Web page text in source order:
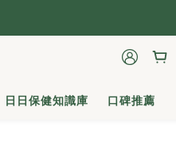
日日保健知識庫 口碑推薦